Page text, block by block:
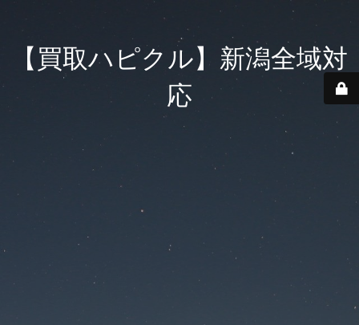
【買取ハピクル】新潟全域対
応